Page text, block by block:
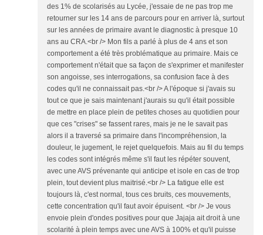
des 1% de scolarisés au Lycée, j'essaie de ne pas trop me
retourner sur les 14 ans de parcours pour en arriver là, surtout
sur les années de primaire avant le diagnostic à presque 10
ans au CRA.<br /> Mon fils a parlé à plus de 4 ans et son
comportement a été très problématique au primaire. Mais ce
comportement n'était que sa façon de s'exprimer et manifester
son angoisse, ses interrogations, sa confusion face à des
codes qu'il ne connaissait pas.<br /> A l'époque si j'avais su
tout ce que je sais maintenant j'aurais su qu'il était possible
de mettre en place plein de petites choses au quotidien pour
que ces "crises" se fassent rares, mais je ne le savait pas
alors il a traversé sa primaire dans l'incompréhension, la
douleur, le jugement, le rejet quelquefois. Mais au fil du temps
les codes sont intégrés même s'il faut les répéter souvent,
avec une AVS prévenante qui anticipe et isole en cas de trop
plein, tout devient plus maitrisé.<br /> La fatigue elle est
toujours là, c'est normal, tous ces bruits, ces mouvements,
cette concentration qu'il faut avoir épuisent. <br /> Je vous
envoie plein d'ondes positives pour que Jajaja ait droit à une
scolarité à plein temps avec une AVS à 100% et qu'il puisse